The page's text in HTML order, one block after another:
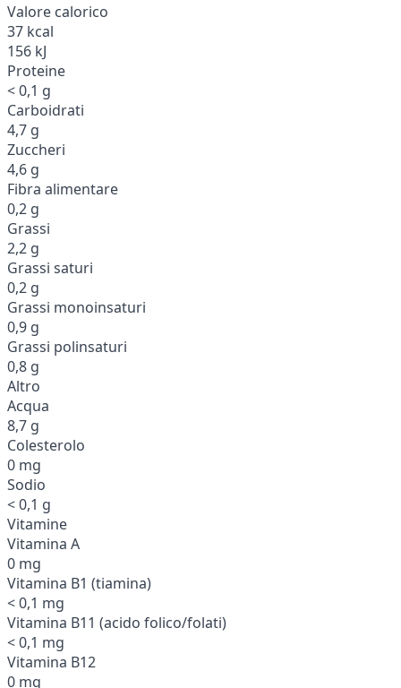
Valore calorico
37 kcal
156 kJ
Proteine
< 0,1 g
Carboidrati
4,7 g
Zuccheri
4,6 g
Fibra alimentare
0,2 g
Grassi
2,2 g
Grassi saturi
0,2 g
Grassi monoinsaturi
0,9 g
Grassi polinsaturi
0,8 g
Altro
Acqua
8,7 g
Colesterolo
0 mg
Sodio
< 0,1 g
Vitamine
Vitamina A
0 mg
Vitamina B1 (tiamina)
< 0,1 mg
Vitamina B11 (acido folico/folati)
< 0,1 mg
Vitamina B12
0 mg